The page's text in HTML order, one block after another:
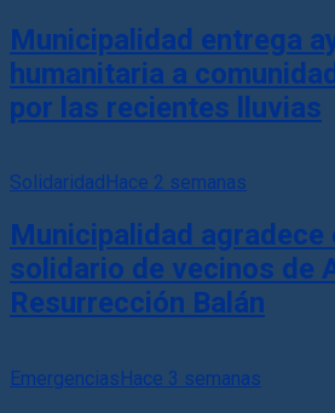
Municipalidad entrega
humanitaria a
por las recientes lluvias
Solidaridad Hace 2 semanas
Municipalidad agradece
solidario de vecinos de
Resurrección Balán
Emergencias Hace 3 semanas